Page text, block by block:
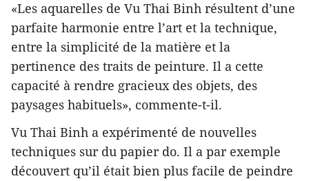
«Les aquarelles de Vu Thai Binh résultent d’une
parfaite harmonie entre l’art et la technique,
entre la simplicité de la matière et la
pertinence des traits de peinture. Il a cette
capacité à rendre gracieux des objets, des
paysages habituels», commente-t-il.
Vu Thai Binh a expérimenté de nouvelles
techniques sur du papier do. Il a par exemple
découvert qu’il était bien plus facile de peindre